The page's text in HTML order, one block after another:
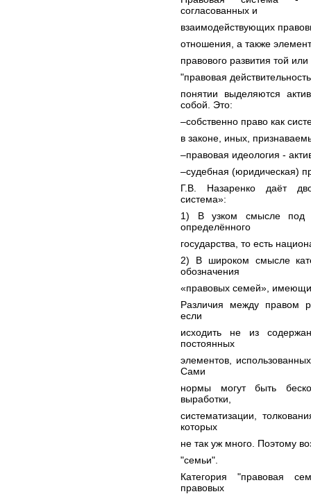
согласованных и
взаимодействующих
отношения, а также
правового развития той
"правовая
понятии выделяются
собой. Это:
–собственно право как
в законе, иных,
–правовая идеология -
–судебная (юридическая)
Г.В. Назаренко даёт
система»:
1) В узком смысле под
определённого
государства, то есть
2) В широком смысле
обозначения
«правовых семей»,
Различия между правом
если
исходить не из
постоянных
элементов,
Сами
нормы могут быть
выработки,
систематизации,
которых
не так уж много. Поэтому
"семьи".
Категория "правовая
правовых